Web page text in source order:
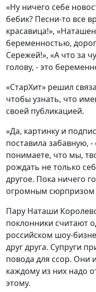
«Ну ничего себе
бебик? Песни-то все
красавица!»,
беременностью,
Сережей!», «А что за
голову, - это
«СтарХит» решил
чтобы узнать, что
своей публикацией.
«Да, картинку и
поставила забавную,
понимаете, что мы,
рождать не только
другое. Пока ничего
огромным сюрпризом
Пару Наташи
поклонники считают
российском шоу-
друг друга. Супруги
повода для ссор. Они
каждому из них надо
этому.